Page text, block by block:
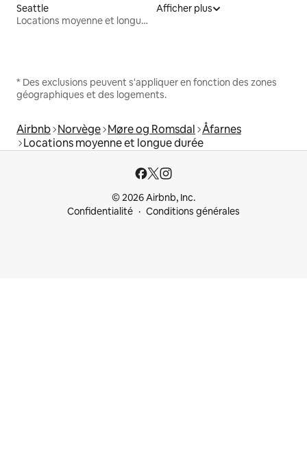
Seattle
Locations moyenne et longue durée
Afficher plus
* Des exclusions peuvent s'appliquer en fonction des zones
géographiques et des logements.
Airbnb Norvège Møre og Romsdal Åfarnes
Locations moyenne et longue durée
© 2026 Airbnb, Inc.
Confidentialité
Conditions générales